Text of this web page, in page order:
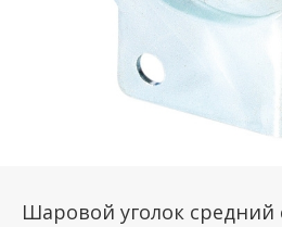
Шаровой уголок средний